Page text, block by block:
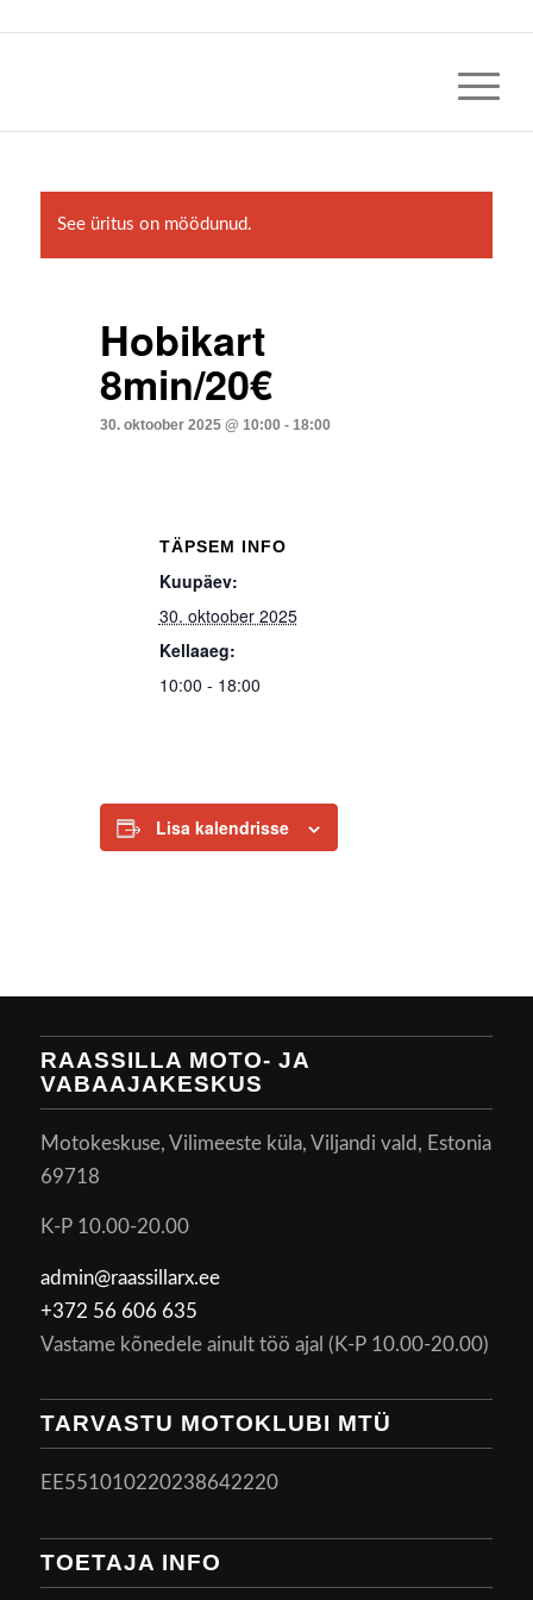
See üritus on möödunud.
Hobikart
8min/20€
30. oktoober 2025 @ 10:00 - 18:00
TÄPSEM INFO
Kuupäev:
30. oktoober 2025
Kellaaeg:
10:00 - 18:00
Lisa kalendrisse
RAASSILLA MOTO- JA
VABAAJAKESKUS
Motokeskuse, Vilimeeste küla, Viljandi vald, Estonia
69718
K-P 10.00-20.00
admin@raassillarx.ee
+372 56 606 635
Vastame kõnedele ainult töö ajal (K-P 10.00-20.00)
TARVASTU MOTOKLUBI MTÜ
EE551010220238642220
TOETAJA INFO